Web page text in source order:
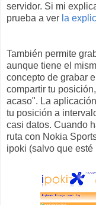
servidor. Si mi
prueba a ver la
También permite
aunque tiene el
concepto de grabar
compartir tu
acaso". La
tu posición a
casi datos. Cuando
ruta con Nokia
ipoki (salvo que